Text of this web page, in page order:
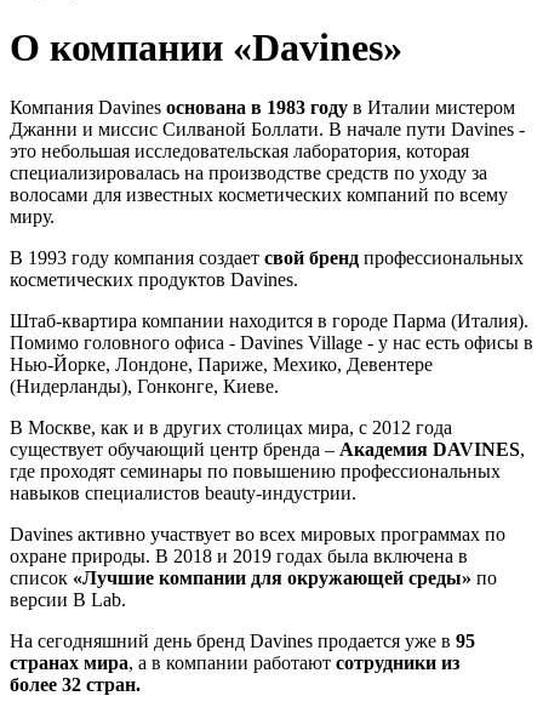
О компании «Davines»
Компания Davines основана в 1983 году в Италии мистером
Джанни и миссис Силваной Боллати. В начале пути Davines -
это небольшая исследовательская лаборатория, которая
специализировалась на производстве средств по уходу за
волосами для известных косметических компаний по всему
миру.
В 1993 году компания создает свой бренд профессиональных
косметических продуктов Davines.
Штаб-квартира компании находится в городе Парма (Италия).
Помимо головного офиса - Davines Village - у нас есть офисы в
Нью-Йорке, Лондоне, Париже, Мехико, Девентере
(Нидерланды), Гонконге, Киеве.
В Москве, как и в других столицах мира, c 2012 года
существует обучающий центр бренда – Академия DAVINES,
где проходят семинары по повышению профессиональных
навыков специалистов beauty-индустрии.
Davines активно участвует во всех мировых программах по
охране природы. В 2018 и 2019 годах была включена в
список «Лучшие компании для окружающей среды» по
версии B Lab.
На сегодняшний день бренд Davines продается уже в 95
странах мира, а в компании работают сотрудники из
более 32 стран.